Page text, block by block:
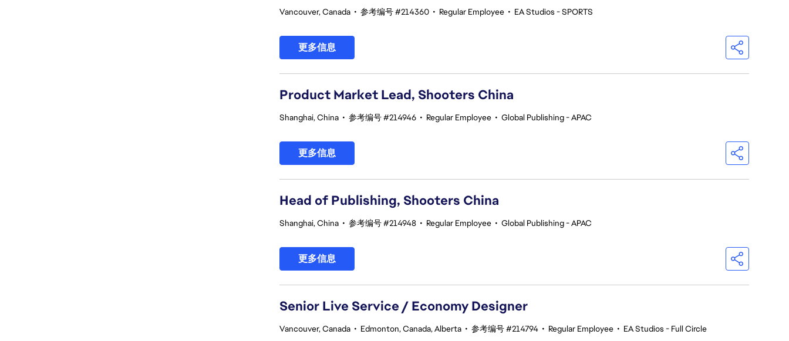
Vancouver, Canada • 参考编号 #214360 • Regular Employee • EA Studios - SPORTS
更多信息
Product Market Lead, Shooters China
Shanghai, China • 参考编号 #214946 • Regular Employee • Global Publishing - APAC
更多信息
Head of Publishing, Shooters China
Shanghai, China • 参考编号 #214948 • Regular Employee • Global Publishing - APAC
更多信息
Senior Live Service / Economy Designer
Vancouver, Canada • Edmonton, Canada, Alberta • 参考编号 #214794 • Regular Employee • EA Studios - Full Circle